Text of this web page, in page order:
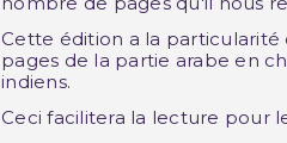
Cette édition a la particularité
pages de la partie arabe en
indiens.
Ceci facilitera la lecture pour